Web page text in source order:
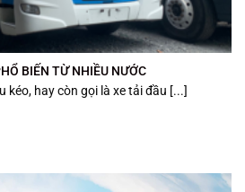
BIẾN TỪ NHIỀU NƯỚC
kéo, hay còn gọi là xe tải đầu [...]